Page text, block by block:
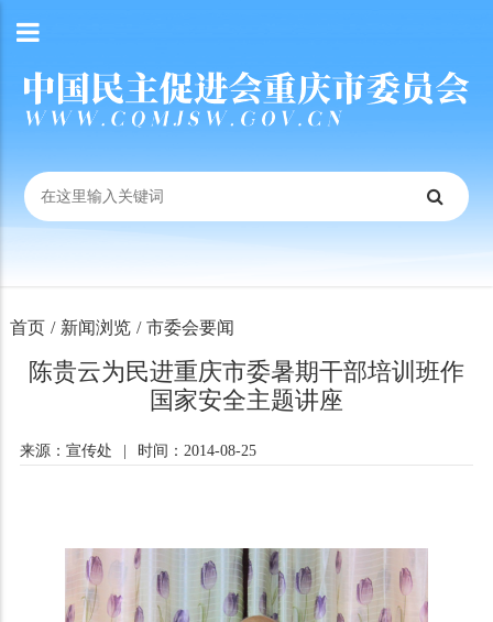
首页 / 新闻浏览 / 市委会要闻
陈贵云为民进重庆市委暑期干部培训班作
国家安全主题讲座
来源：宣传处 时间：2014-08-25